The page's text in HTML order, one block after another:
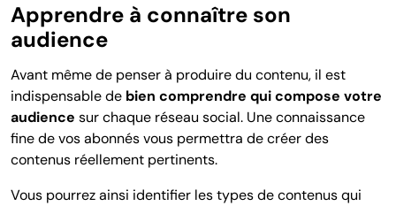
Apprendre à connaître son
audience
Avant même de penser à produire du contenu, il est
indispensable de bien comprendre qui compose votre
audience sur chaque réseau social. Une connaissance
fine de vos abonnés vous permettra de créer des
contenus réellement pertinents.
Vous pourrez ainsi identifier les types de contenus qui